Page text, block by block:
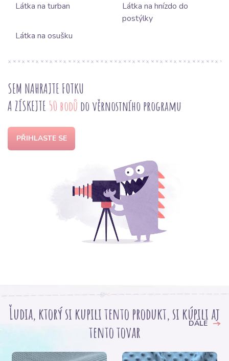
Látka na turban
Látka na hnízdo do
postýlky
Látka na osušku
SEM NAHRAJTE FOTKU
A ZÍSKEJTE 50 bodů do věrnostního programu
PŘIHLASTE SE
Ľudia, ktorý si kupili tento produkt, si kúpili aj
tento tovar
DÁLE